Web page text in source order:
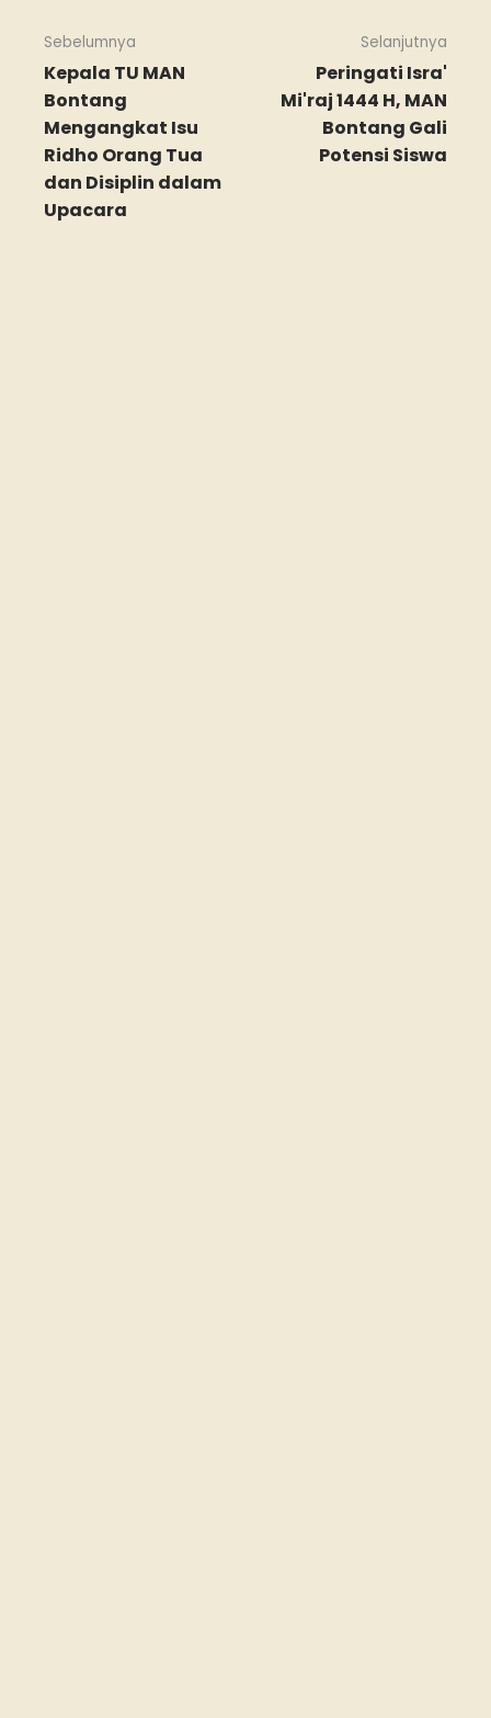
Sebelumnya
Kepala TU MAN
Bontang
Mengangkat Isu
Ridho Orang Tua
dan Disiplin dalam
Upacara
Selanjutnya
Peringati Isra'
Mi'raj 1444 H, MAN
Bontang Gali
Potensi Siswa